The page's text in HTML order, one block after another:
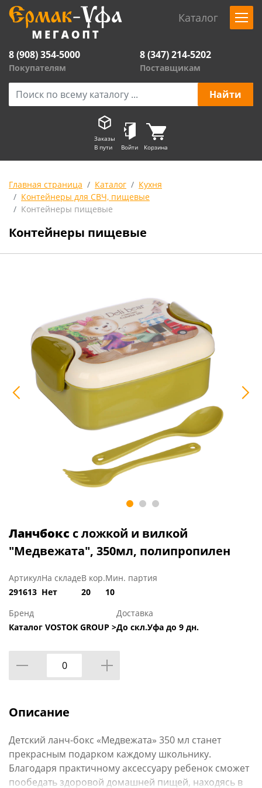
Каталог
8 (908) 354-5000
Покупателям
8 (347) 214-5202
Поставщикам
Заказы
В пути
Войти Корзина
Главная страница Каталог
Кухня
Контейнеры для СВЧ, пищевые
Контейнеры пищевые
Контейнеры пищевые
Ланчбокс с ложкой и вилкой
"Медвежата", 350мл, полипропилен
Артикул
291613
На складе
Нет
В кор.
20
Мин. партия
10
Бренд
Каталог VOSTOK GROUP >
Доставка
До скл.Уфа до 9 дн.
Описание
Детский ланч-бокс «Медвежата» 350 мл станет
прекрасным подарком каждому школьнику.
Благодаря практичному аксессуару ребенок сможет
пообедать здоровой домашней пищей, находясь в